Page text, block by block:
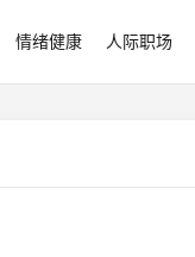
情绪健康 人际职场